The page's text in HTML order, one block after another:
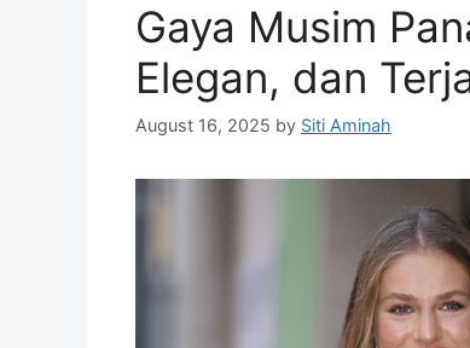
Gaya Musim
Elegan, dan
August 16, 2025 by Siti Aminah